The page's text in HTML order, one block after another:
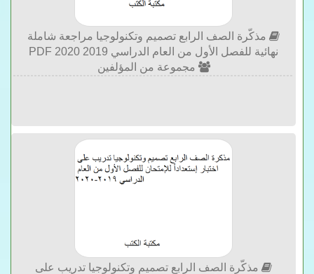
مذكّرة الصف الرابع تصميم وتكنولوجيا مراجعة شاملة
نهائية للفصل الأول من العام الدراسي 2019 2020 PDF
مجموعة من المؤلفين
مذكّرة الصف الرابع تصميم وتكنولوجيا تدريب على